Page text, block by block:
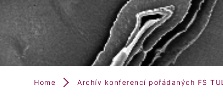
Home Archív konferencí pořádaných FS TUL